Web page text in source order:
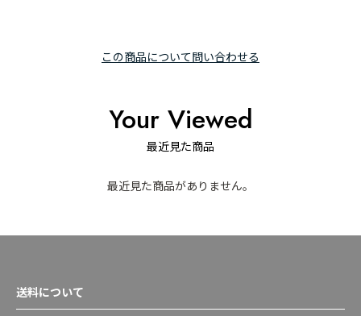
この商品について問い合わせる
Your Viewed
最近見た商品
最近見た商品がありません。
送料について